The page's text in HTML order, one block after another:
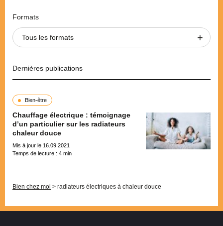
Formats
Tous les formats
Dernières publications
Bien-être
Chauffage électrique : témoignage
d’un particulier sur les radiateurs
chaleur douce
Mis à jour le 16.09.2021
Temps de lecture : 4 min
Bien chez moi > radiateurs électriques à chaleur douce